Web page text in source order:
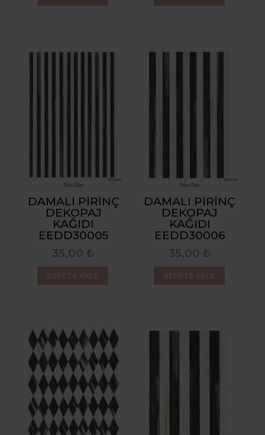
DAMALI PIRINÇ
DEKOPAJ
KAĞIDI
EEDD30005
35,00 ₺
DAMALI PIRINÇ
DEKOPAJ
KAĞIDI
EEDD30006
35,00 ₺